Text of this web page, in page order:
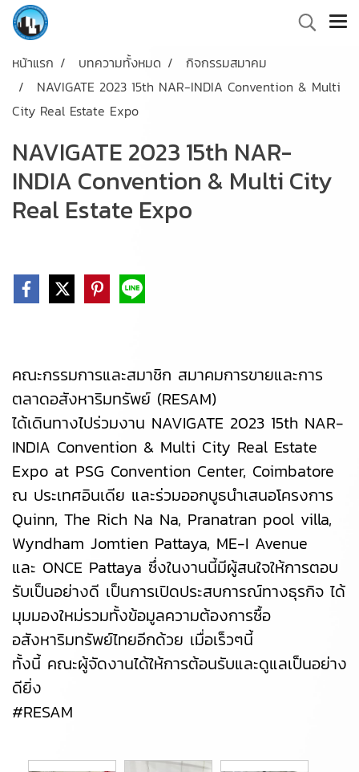
หน้าแรก บทความทั้งหมด
กิจกรรมสมาคม
NAVIGATE 2023 15th NAR-INDIA Convention & Multi
City Real Estate Expo
NAVIGATE 2023 15th NAR-
INDIA Convention & Multi City
Real Estate Expo
คณะกรรมการและสมาชิก สมาคมการขายและการ
ตลาดอสังหาริมทรัพย์ (RESAM)
ได้เดินทางไปร่วมงาน NAVIGATE 2023 15th NAR-
INDIA Convention & Multi City Real Estate
Expo at PSG Convention Center, Coimbatore
ณ ประเทศอินเดีย และร่วมออกบูธนำเสนอโครงการ
Quinn, The Rich Na Na, Pranatran pool villa,
Wyndham Jomtien Pattaya, ME-I Avenue
และ ONCE Pattaya ซึ่งในงานนี้มีผู้สนใจให้การตอบ
รับเป็นอย่างดี เป็นการเปิดประสบการณ์ทางธุรกิจ ได้
มุมมองใหม่รวมทั้งข้อมูลความต้องการซื้อ
อสังหาริมทรัพย์ไทยอีกด้วย เมื่อเร็วๆนี้
ทั้งนี้ คณะผู้จัดงานได้ให้การต้อนรับและดูแลเป็นอย่าง
ดียิ่ง
#RESAM